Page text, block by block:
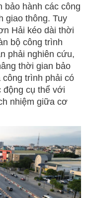
bảo hành các công
giao thông. Tuy
Hải kéo dài thời
bộ công trình
phải nghiên cứu,
thời gian bảo
công trình phải có
động cụ thể với
nhiệm giữa cơ